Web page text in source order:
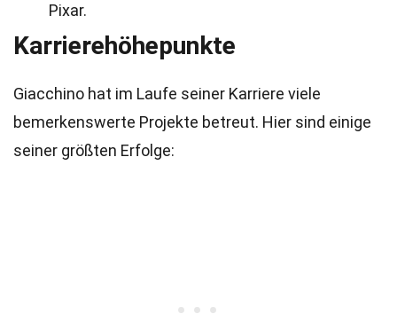
Pixar.
Karrierehöhepunkte
Giacchino hat im Laufe seiner Karriere viele
bemerkenswerte Projekte betreut. Hier sind einige
seiner größten Erfolge: